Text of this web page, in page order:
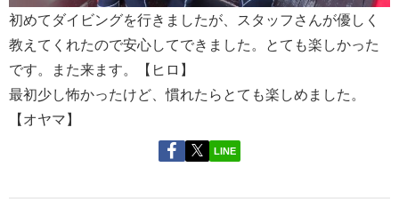
初めてダイビングを行きましたが、スタッフさんが優しく
教えてくれたので安心してできました。とても楽しかった
です。また来ます。【ヒロ】
最初少し怖かったけど、慣れたらとても楽しめました。
【オヤマ】
LINE